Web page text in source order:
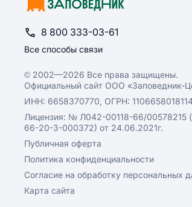
8 800 333-03-61
Все способы связи
© 2002—2026 Все права защищены.
Официальный сайт ООО «Заповедник-
ИНН: 6658370770, ОГРН:
Лицензия: № Л042-00118-66/00578215
66-20-3-000372) от 24.06.2021г.
Публичная оферта
Политика конфиденциальности
Согласие на обработку персональных
Карта сайта